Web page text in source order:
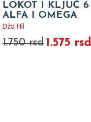
LOKOT I KLJUČ 6
ALFA I OMEGA
Džo Hil
1.750 rsd 1.575 rsd